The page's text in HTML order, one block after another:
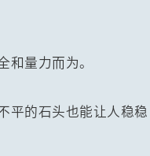
量力而为。
平的石头也能让人稳稳